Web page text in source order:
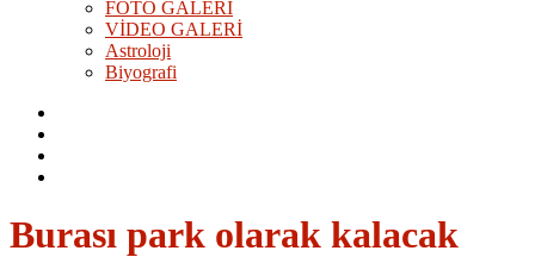
FOTO GALERİ
VİDEO GALERİ
Astroloji
Biyografi
Burası park olarak kalacak